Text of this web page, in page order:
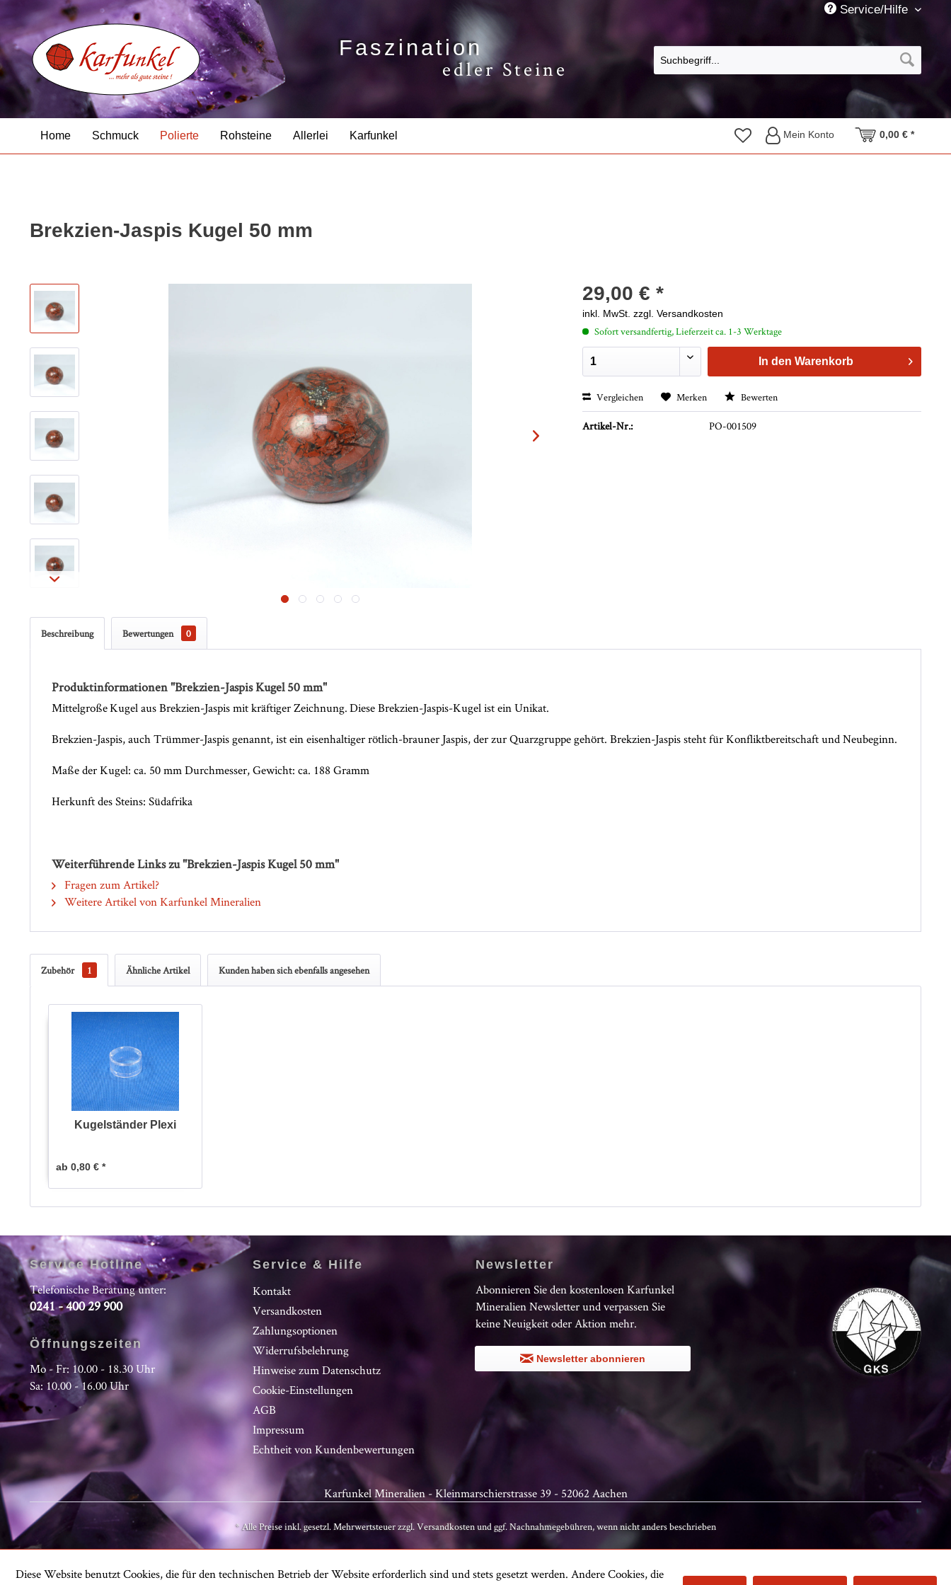
Service/Hilfe
Faszination
edler Steine
Home Schmuck Polierte Rohsteine Allerlei Karfunkel Mein Konto 0,00 € *
Brekzien-Jaspis Kugel 50 mm
29,00 € *
inkl. MwSt.zzgl. Versandkosten
Sofort versandfertig, Lieferzeit ca. 1-3 Werktage
In den Warenkorb
Vergleichen Merken Bewerten
Artikel-Nr.: PO-001509
Beschreibung Bewertungen 0
Produktinformationen "Brekzien-Jaspis Kugel 50 mm"
Mittelgroße Kugel aus Brekzien-Jaspis mit kräftiger Zeichnung. Diese Brekzien-Jaspis-Kugel ist ein Unikat.
Brekzien-Jaspis, auch Trümmer-Jaspis genannt, ist ein eisenhaltiger rötlich-brauner Jaspis, der zur Quarzgruppe gehört. Brekzien-Jaspis steht für Konfliktbereitschaft und Neubeginn.
Maße der Kugel: ca. 50 mm Durchmesser, Gewicht: ca. 188 Gramm
Herkunft des Steins: Südafrika
Weiterführende Links zu "Brekzien-Jaspis Kugel 50 mm"
Fragen zum Artikel?
Weitere Artikel von Karfunkel Mineralien
Zubehör 1 Ähnliche Artikel Kunden haben sich ebenfalls angesehen
Kugelständer Plexi
ab 0,80 € *
Service Hotline
Telefonische Beratung unter:
0241 - 400 29 900
Öffnungszeiten
Mo - Fr: 10.00 - 18.30 Uhr
Sa: 10.00 - 16.00 Uhr
Service & Hilfe
Kontakt
Versandkosten
Zahlungsoptionen
Widerrufsbelehrung
Hinweise zum Datenschutz
Cookie-Einstellungen
AGB
Impressum
Echtheit von Kundenbewertungen
Newsletter
Abonnieren Sie den kostenlosen Karfunkel
Mineralien Newsletter und verpassen Sie
keine Neuigkeit oder Aktion mehr.
Newsletter abonnieren
Karfunkel Mineralien - Kleinmarschierstrasse 39 - 52062 Aachen
* Alle Preise inkl. gesetzl. Mehrwertsteuer zzgl. Versandkostenund ggf. Nachnahmegebühren, wenn nicht anders beschrieben
Diese Website benutzt Cookies, die für den technischen Betrieb der Website erforderlich sind und stets gesetzt werden. Andere Cookies, die
Kundenbewertungen